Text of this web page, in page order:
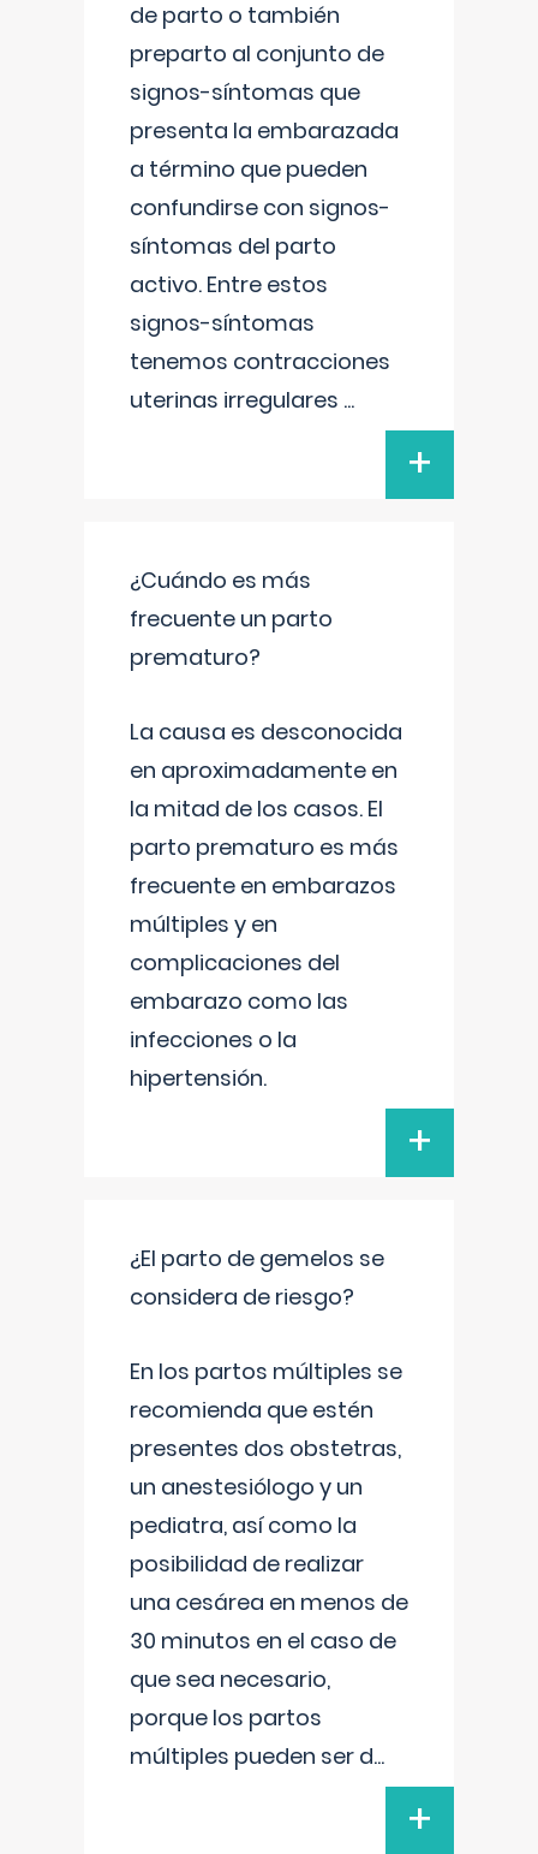
de parto o también
preparto al conjunto de
signos-síntomas que
presenta la embarazada
a término que pueden
confundirse con signos-
síntomas del parto
activo. Entre estos
signos-síntomas
tenemos contracciones
uterinas irregulares ...
+
¿Cuándo es más
frecuente un parto
prematuro?
La causa es desconocida
en aproximadamente en
la mitad de los casos. El
parto prematuro es más
frecuente en embarazos
múltiples y en
complicaciones del
embarazo como las
infecciones o la
hipertensión.
+
¿El parto de gemelos se
considera de riesgo?
En los partos múltiples se
recomienda que estén
presentes dos obstetras,
un anestesiólogo y un
pediatra, así como la
posibilidad de realizar
una cesárea en menos de
30 minutos en el caso de
que sea necesario,
porque los partos
múltiples pueden ser d...
+